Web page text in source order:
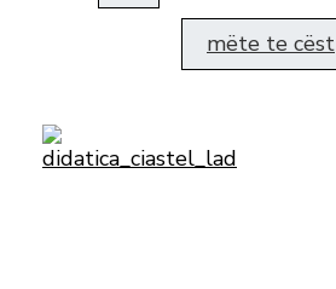
mëte te cëst